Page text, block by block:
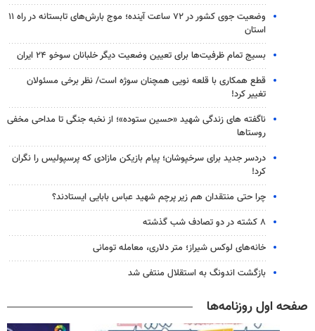
وضعیت جوی کشور در ۷۲ ساعت آینده؛ موج بارش‌های تابستانه در راه ۱۱
استان
بسیج تمام ظرفیت‌ها برای تعیین وضعیت دیگر خلبانان سوخو ۲۴ ایران
قطع همکاری با قلعه نویی همچنان سوژه است/ نظر برخی مسئولان
تغییر کرد!
ناگفته های زندگی شهید «حسین ستوده»؛ از نخبه جنگی تا مداحی مخفی
روستاها
دردسر جدید برای سرخپوشان؛ پیام بازیکن مازادی که پرسپولیس را نگران
کرد!
چرا حتی منتقدان هم زیر پرچم شهید عباس بابایی ایستادند؟
۸ کشته در دو تصادف شب گذشته
خانه‌های لوکس شیراز؛ متر دلاری، معامله تومانی
بازگشت اندونگ به استقلال منتفی شد
صفحه اول روزنامه‌ها